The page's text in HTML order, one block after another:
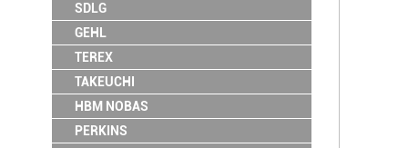
SDLG
GEHL
TEREX
TAKEUCHI
HBM NOBAS
PERKINS